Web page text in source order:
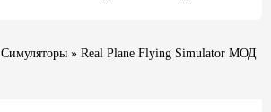
Симуляторы » Real Plane Flying Simulator МОД